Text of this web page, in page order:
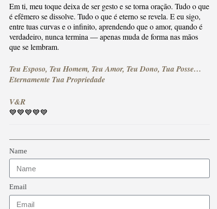
Em ti, meu toque deixa de ser gesto e se torna oração. Tudo o que
é efêmero se dissolve. Tudo o que é eterno se revela. E eu sigo,
entre tuas curvas e o infinito, aprendendo que o amor, quando é
verdadeiro, nunca termina — apenas muda de forma nas mãos
que se lembram.
Teu Esposo, Teu Homem, Teu Amor, Teu Dono, Tua Posse…
Eternamente Tua Propriedade
V&R
💙💙💙💙💙
Name
Email